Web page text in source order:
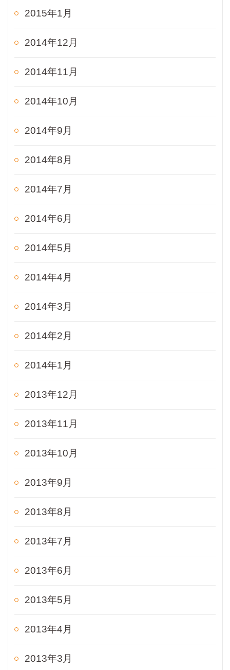
2015年1月
2014年12月
2014年11月
2014年10月
2014年9月
2014年8月
2014年7月
2014年6月
2014年5月
2014年4月
2014年3月
2014年2月
2014年1月
2013年12月
2013年11月
2013年10月
2013年9月
2013年8月
2013年7月
2013年6月
2013年5月
2013年4月
2013年3月